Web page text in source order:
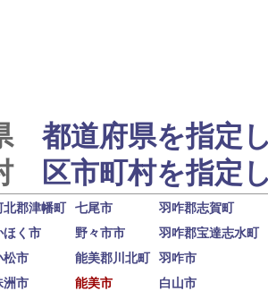
都道府県を指定
区市町村を指定
北郡津幡町 七尾市
羽咋郡志賀町
ほく市 野々市市
羽咋郡宝達志水町
松市 能美郡川北町
羽咋市
洲市 能美市 白山市